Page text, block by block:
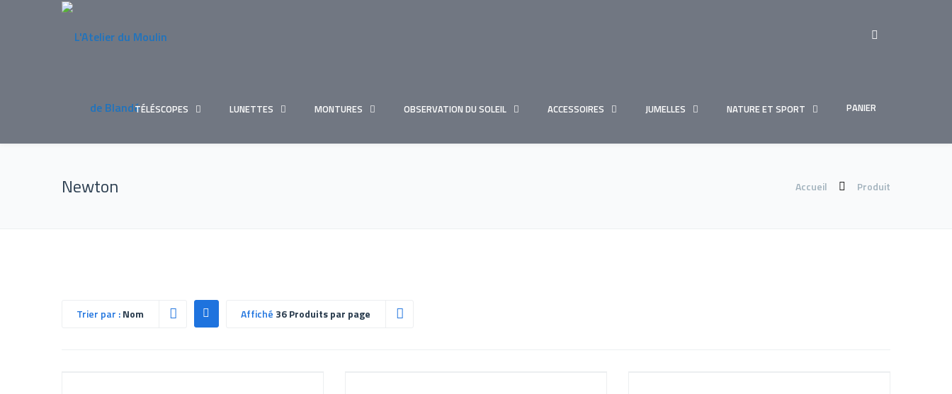
TÉLÉSCOPES LUNETTES MONTURES OBSERVATION DU SOLEIL ACCESSOIRES JUMELLES NATURE ET SPORT PANIER
Newton Accueil Produit
Trier par :Nom Affiché 36 Produits par page